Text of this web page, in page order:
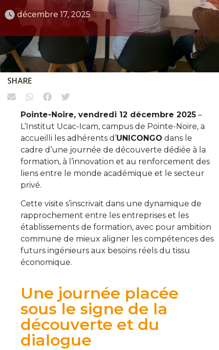
décembre 17, 2025
SHARE
Pointe-Noire, vendredi 12 décembre 2025 –
L’Institut Ucac-Icam, campus de Pointe-Noire, a
accueilli les adhérents d’UNICONGO dans le
cadre d’une journée de découverte dédiée à la
formation, à l’innovation et au renforcement des
liens entre le monde académique et le secteur
privé.
Cette visite s’inscrivait dans une dynamique de
rapprochement entre les entreprises et les
établissements de formation, avec pour ambition
commune de mieux aligner les compétences des
futurs ingénieurs aux besoins réels du tissu
économique.
Une journée placée
sous le signe de la
découverte et du
dialogue